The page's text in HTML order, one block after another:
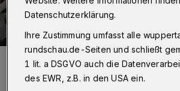
Frühjahr.
Foto: Michael Bergmann
Datenschutzerklärung.
Ihre Zustimmung umfasst alle
rundschau.de-Seiten und schließt
1 lit. a DSGVO auch die
des EWR, z.B. in den USA ein.